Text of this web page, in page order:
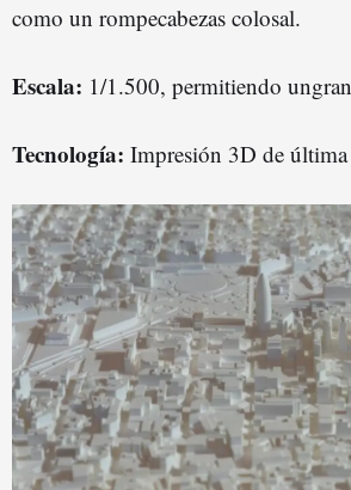
como un rompecabezas colosal.
Escala: 1/1.500, permitiendo
Tecnología: Impresión 3D de última